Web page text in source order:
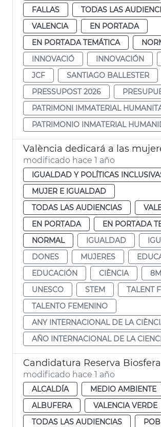
FALLAS
TODAS LAS
VALENCIA
EN PORTADA
EN PORTADA TEMÁTICA
INNOVACIÓ
INNOVACIÓN
JCF
SANTIAGO BALLESTER
PRESSUPOST 2026
PATRIMONI IMMATERIAL
PATRIMONIO INMATERIAL
modificado hace 1 año
IGUALDAD Y POLÍTICAS
MUJER E IGUALDAD
TODAS LAS AUDIENCIAS
EN PORTADA
EN PORTADA
NORMAL
IGUALDAD
DONES
MUJERES
EDUCACIÓN
CIÈNCIA
8M
UNESCO
STEM
TALENT
TALENTO FEMENINO
ANY INTERNACIONAL DE LA
AÑO INTERNACIONAL DE LA
modificado hace 1 año
ALCALDÍA
MEDIO AMBIENTE
ALBUFERA
VALENCIA VERDE
TODAS LAS AUDIENCIAS